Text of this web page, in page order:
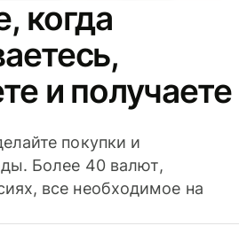
когда
и получаете
покупки и
Более 40 валют,
все необходимое на